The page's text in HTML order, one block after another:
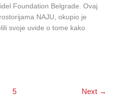
Foundation Belgrade. Ovaj
NAJU, okupio je
svoje uvide o tome kako
5 Next →